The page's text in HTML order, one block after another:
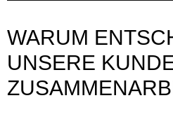
WARUM
UNSERE